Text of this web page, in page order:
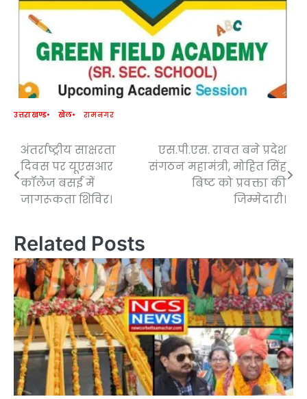
उत्तराखण्ड खेल रामनगर
Post
navigation
अंतर्राष्ट्रीय साक्षरता
दिवस पर यूएसआर
कॉलेज बसई में
जागरूकता शिविर।
एस.पी.एस. रावत बने प्रदेश
संगठन महामंत्री, मोहित सिंह
बिष्ट को प्रवक्ता की
जिम्मेदारी।
Related Posts